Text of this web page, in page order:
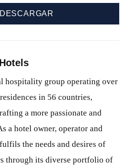
DESCARGAR
hospitality group operating over
in 56 countries,
a more passionate and
a hotel owner, operator and
the needs and desires of
through its diverse portfolio of